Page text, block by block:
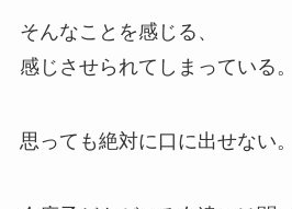
そんなことを感じる、
感じさせられてしまっている。
思っても絶対に口に出せない。